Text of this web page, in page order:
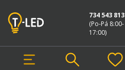
734 543 813
(Po-Pá 8:00-
17:00)